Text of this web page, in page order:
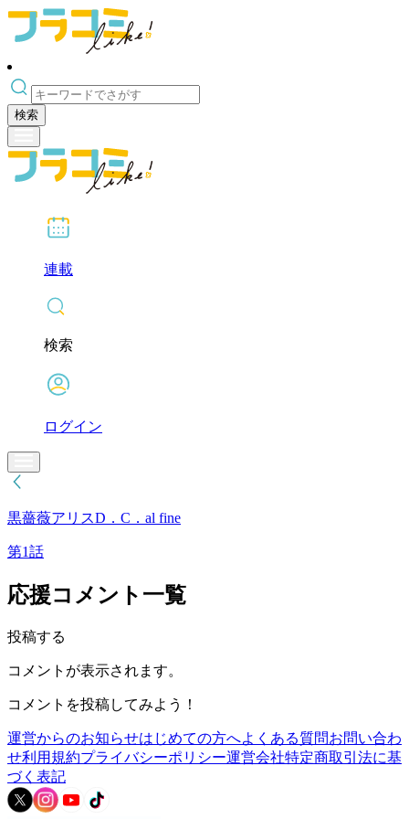
検索
連載
検索
ログイン
黒薔薇アリスD．C．al fine
第1話
応援コメント一覧
投稿する
コメントが表示されます。
コメントを投稿してみよう！
運営からのお知らせはじめての方へよくある質問お問い合わ
せ利用規約プライバシーポリシー運営会社特定商取引法に基
づく表記